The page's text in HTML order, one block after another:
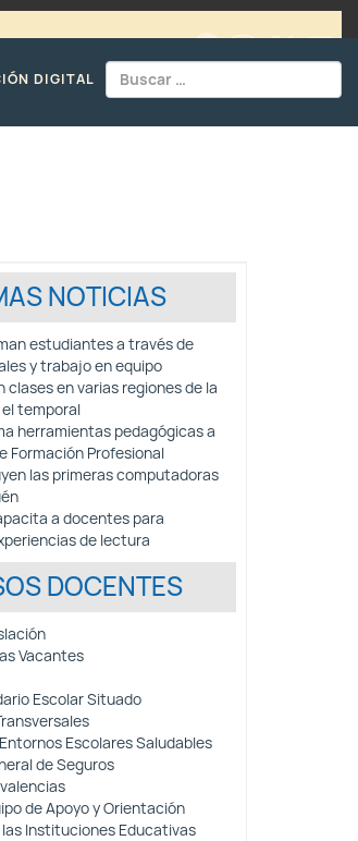
DIGITAL
NOTICIAS
estudiantes a través de
y trabajo en equipo
clases en varias regiones de la
temporal
herramientas pedagógicas a
Formación Profesional
las primeras computadoras
a docentes para
de lectura
DOCENTES
Vacantes
Escolar Situado
Escolares Saludables
de Seguros
de Apoyo y Orientación
las Instituciones Educativas